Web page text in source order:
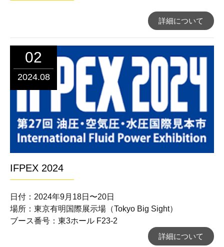
詳細について
02
2024.08
IFPEX 2024
日付：2024年9月18日〜20日
場所：東京有明国際展示場（Tokyo Big Sight）
ブース番号：東3ホール F23-2
詳細について